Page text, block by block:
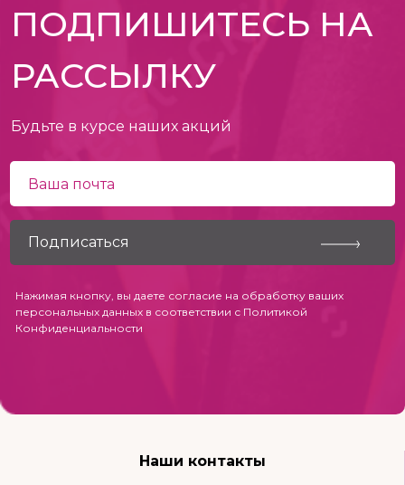
ПОДПИШИТЕСЬ НА
РАССЫЛКУ
Будьте в курсе наших акций
Нажимая кнопку, вы даете согласие на обработку ваших
персональных данных в соответствии с Политикой
Конфиденциальности
Наши контакты